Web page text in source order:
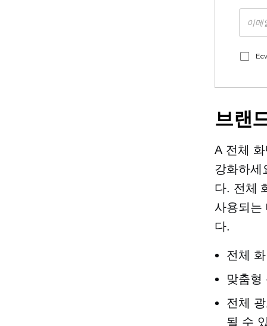
브랜
A 전체
강화하세
다. 전체
사용되는
다.
전체
맞춤
전체
될 수